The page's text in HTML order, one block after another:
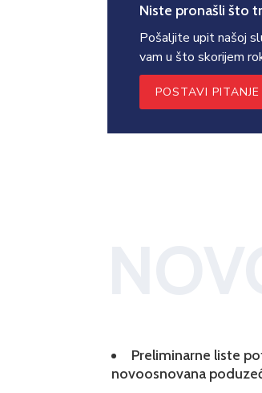
Niste pronašli što
Pošaljite upit našoj
vam u što skorijem
POSTAVI PITANJE
Preliminarne liste
novoosnovana